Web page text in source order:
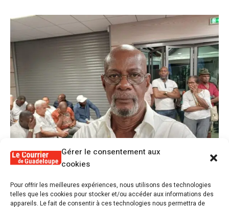
Gérer le consentement aux
cookies
Pour offrir les meilleures expériences, nous utilisons des technologies
telles que les cookies pour stocker et/ou accéder aux informations des
appareils. Le fait de consentir à ces technologies nous permettra de
1 Alex Lollia : « Cédric Cornet développait
une forme de populisme qui aurait pu se